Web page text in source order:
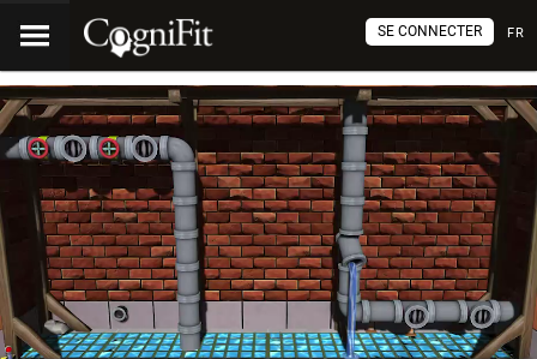
FR
SE CONNECTER